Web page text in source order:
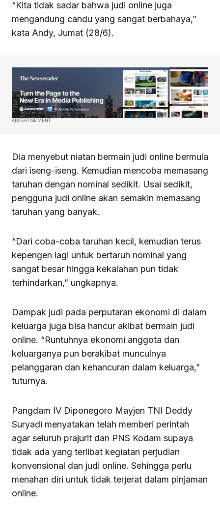
“Kita tidak sadar bahwa judi online juga
mengandung candu yang sangat berbahaya,”
kata Andy, Jumat (28/6).
ADVERTISEMENT
Dia menyebut niatan bermain judi online bermula
dari iseng-iseng. Kemudian mencoba memasang
taruhan dengan nominal sedikit. Usai sedikit,
pengguna judi online akan semakin memasang
taruhan yang banyak.
“Dari coba-coba taruhan kecil, kemudian terus
kepengen lagi untuk bertaruh nominal yang
sangat besar hingga kekalahan pun tidak
terhindarkan,” ungkapnya.
Dampak judi pada perputaran ekonomi di dalam
keluarga juga bisa hancur akibat bermain judi
online. “Runtuhnya ekonomi anggota dan
keluarganya pun berakibat munculnya
pelanggaran dan kehancuran dalam keluarga,”
tuturnya.
Pangdam IV Diponegoro Mayjen TNI Deddy
Suryadi menyatakan telah memberi perintah
agar seluruh prajurit dan PNS Kodam supaya
tidak ada yang terlibat kegiatan perjudian
konvensional dan judi online. Sehingga perlu
menahan diri untuk tidak terjerat dalam pinjaman
online.